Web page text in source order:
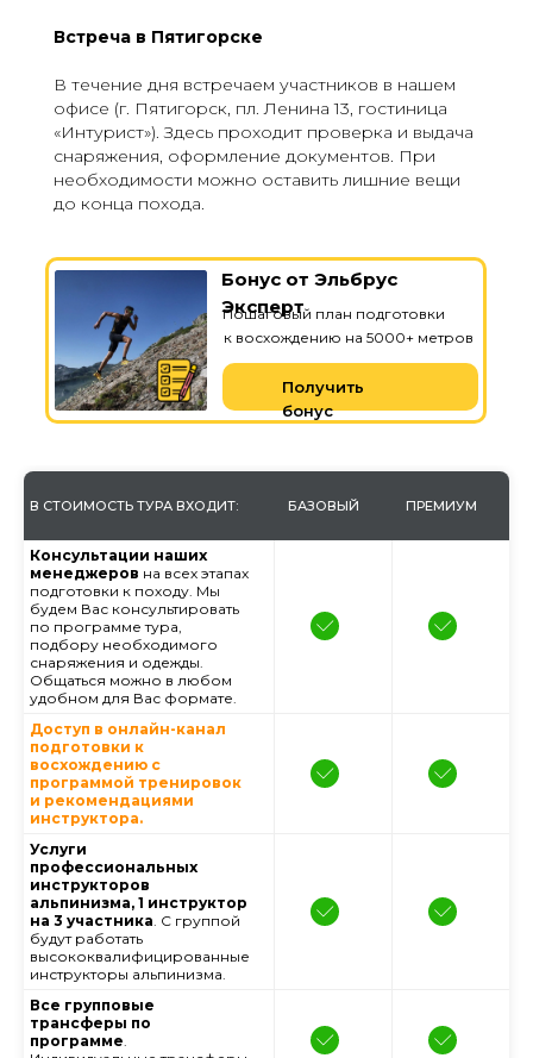
Встреча в Пятигорске
В течение дня встречаем участников в нашем
офисе (г. Пятигорск, пл. Ленина 13, гостиница
«Интурист»). Здесь проходит проверка и выдача
снаряжения, оформление документов. При
необходимости можно оставить лишние вещи
до конца похода.
Бонус от Эльбрус
Эксперт
Пошаговый план подготовки
к восхождению на 5000+ метров
Получить
бонус
В СТОИМОСТЬ ТУРА ВХОДИТ: БАЗОВЫЙ ПРЕМИУМ
Консультации наших
менеджеров на всех этапах
подготовки к походу. Мы
будем Вас консультировать
по программе тура,
подбору необходимого
снаряжения и одежды.
Общаться можно в любом
удобном для Вас формате.
Доступ в онлайн-канал
подготовки к
восхождению с
программой тренировок
и рекомендациями
инструктора.
Услуги
профессиональных
инструкторов
альпинизма, 1 инструктор
на 3 участника. С группой
будут работать
высококвалифицированные
инструкторы альпинизма.
Все групповые
трансферы по
программе.